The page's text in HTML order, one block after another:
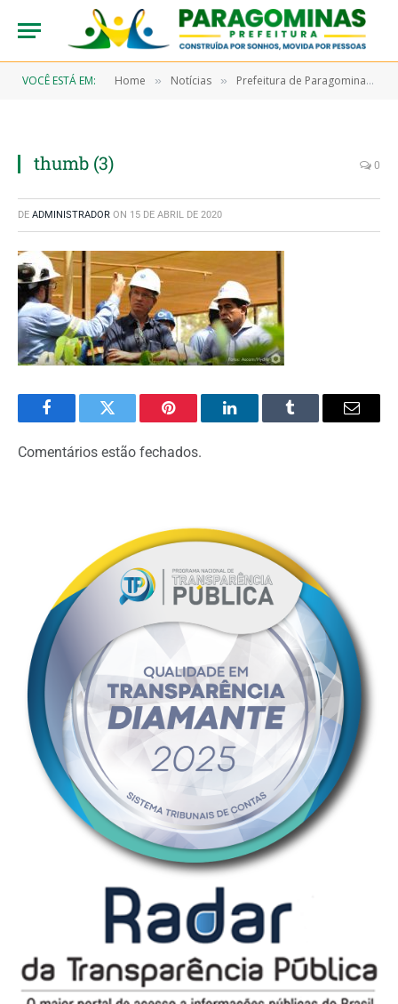
VOCÊ ESTÁ EM: Home » Notícias » Prefeitura de Paragominas presente em CPI na empresa Hydro
thumb (3) 0
DE ADMINISTRADOR ON 15 DE ABRIL DE 2020
FacebookTwitter Pinterest LinkedInTumblr Email
Comentários estão fechados.